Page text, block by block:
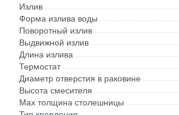
Излив
Форма излива воды
Поворотный излив
Выдвижной излив
Длина излива
Термостат
Диаметр отверстия в раковине
Высота смесителя
Мах толщина столешницы